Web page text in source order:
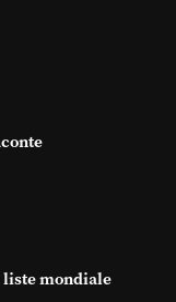
liste mondiale